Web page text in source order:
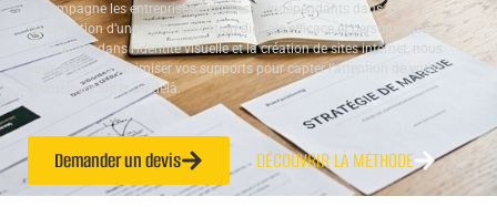
accompagne les entreprises, artisans et indépendants dans la
construction d’une communication digitale efficace et personnalisée.
Spécialisés dans l’identité visuelle et la création de sites internet, nous
vous aidons à optimiser vos supports pour capter l’attention de votre
clientèle locale et au-delà.
Demander un devis DÉCOUVRIR LA MÉTHODE